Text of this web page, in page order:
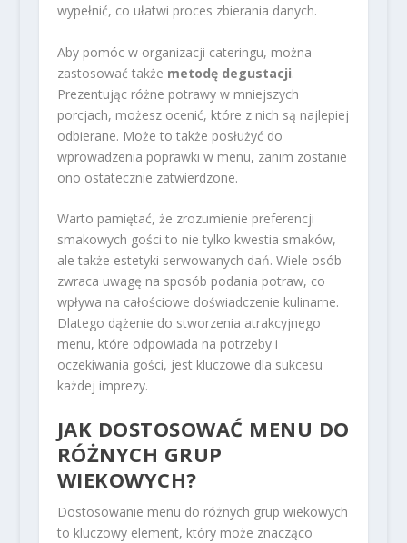
wypełnić, co ułatwi proces zbierania danych.
Aby pomóc w organizacji cateringu, można
zastosować także metodę degustacji.
Prezentując różne potrawy w mniejszych
porcjach, możesz ocenić, które z nich są najlepiej
odbierane. Może to także posłużyć do
wprowadzenia poprawki w menu, zanim zostanie
ono ostatecznie zatwierdzone.
Warto pamiętać, że zrozumienie preferencji
smakowych gości to nie tylko kwestia smaków,
ale także estetyki serwowanych dań. Wiele osób
zwraca uwagę na sposób podania potraw, co
wpływa na całościowe doświadczenie kulinarne.
Dlatego dążenie do stworzenia atrakcyjnego
menu, które odpowiada na potrzeby i
oczekiwania gości, jest kluczowe dla sukcesu
każdej imprezy.
JAK DOSTOSOWAĆ MENU DO
RÓŻNYCH GRUP
WIEKOWYCH?
Dostosowanie menu do różnych grup wiekowych
to kluczowy element, który może znacząco